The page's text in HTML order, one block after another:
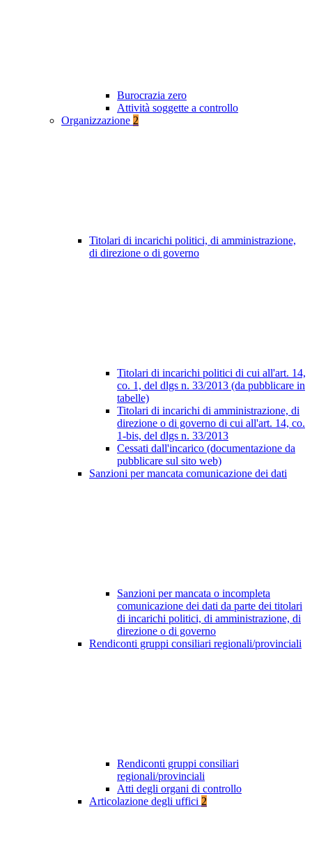
Burocrazia zero
Attività soggette a controllo
Organizzazione 2
Titolari di incarichi politici, di amministrazione,
di direzione o di governo
Titolari di incarichi politici di cui all'art. 14,
co. 1, del dlgs n. 33/2013 (da pubblicare in
tabelle)
Titolari di incarichi di amministrazione, di
direzione o di governo di cui all'art. 14, co.
1-bis, del dlgs n. 33/2013
Cessati dall'incarico (documentazione da
pubblicare sul sito web)
Sanzioni per mancata comunicazione dei dati
Sanzioni per mancata o incompleta
comunicazione dei dati da parte dei titolari
di incarichi politici, di amministrazione, di
direzione o di governo
Rendiconti gruppi consiliari regionali/provinciali
Rendiconti gruppi consiliari
regionali/provinciali
Atti degli organi di controllo
Articolazione degli uffici 2